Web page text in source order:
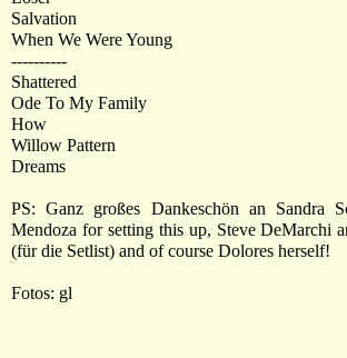
Salvation
When We Were Young
----------
Shattered
Ode To My Family
How
Willow Pattern
Dreams
PS: Ganz großes Dankeschön an Sandra
Mendoza for setting this up, Steve DeMarchi
(für die Setlist) and of course Dolores herself!
Fotos: gl